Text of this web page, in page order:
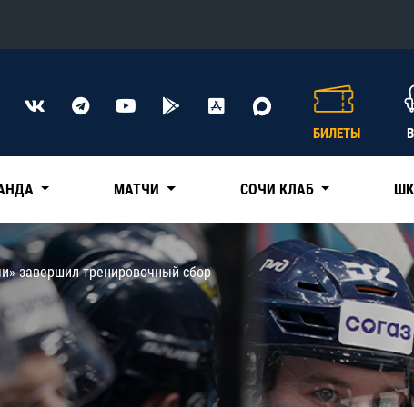
Конференция «Восток»
Нефтехимик
Трактор
Дивизион Чернышева
Авангард
Адмирал
КХЛ
БИЛЕТЫ
МАТЧИ СОЧИ КЛАБ
завершил тренировочный сбор